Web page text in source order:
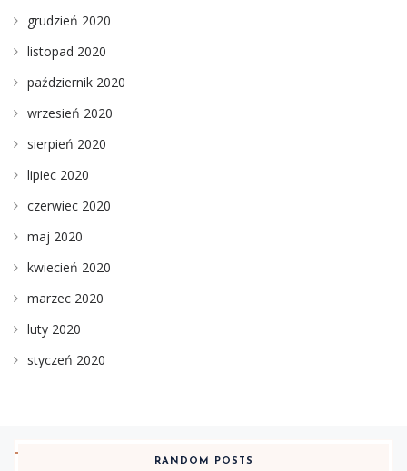
grudzień 2020
listopad 2020
październik 2020
wrzesień 2020
sierpień 2020
lipiec 2020
czerwiec 2020
maj 2020
kwiecień 2020
marzec 2020
luty 2020
styczeń 2020
RANDOM POSTS